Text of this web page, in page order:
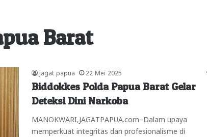
Barat
jagat papua 22 Mei 2025
Biddokkes Polda Papua Barat Gelar
Deteksi Dini Narkoba
MANOKWARI,JAGATPAPUA.com–Dalam upaya
memperkuat integritas dan profesionalisme di